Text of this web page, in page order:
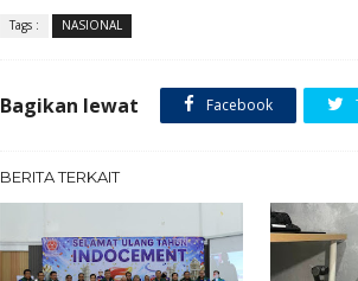
Tags : NASIONAL
Bagikan lewat Facebook
BERITA TERKAIT